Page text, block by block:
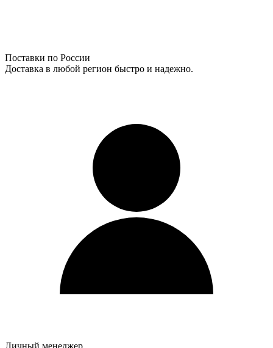
Поставки по России
Доставка в любой регион быстро и надежно.
Личный менеджер